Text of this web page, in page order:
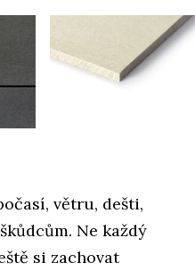
větru, dešti,
Ne každý
si zachovat